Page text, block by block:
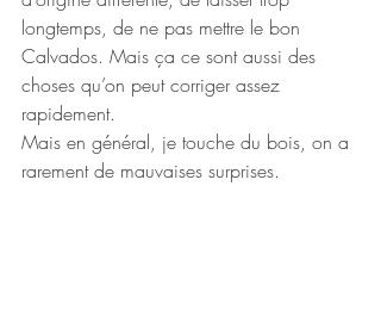
longtemps, de ne pas mettre le bon
Calvados. Mais ça ce sont aussi des
choses qu’on peut corriger assez
rapidement.
Mais en général, je touche du bois, on a
rarement de mauvaises surprises.